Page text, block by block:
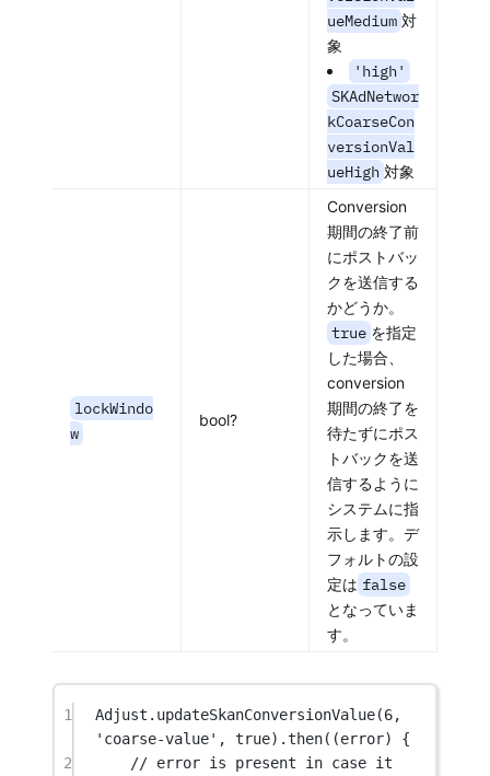
ueMedium 対
象
'high'
SKAdNetwor
kCoarseCon
versionVal
ueHigh 対象
lockWindo
w
bool?
Conversion
期間の終了前
にポストバッ
クを送信する
かどうか。
true を指定
した場合、
conversion
期間の終了を
待たずにポス
トバックを送
信するように
システムに指
示します。デ
フォルトの設
定は false
となっていま
す。
1 Adjust . updateSkanConversionValue(6
'coarse-value' , true).then((error) {
2
// error is present in case it